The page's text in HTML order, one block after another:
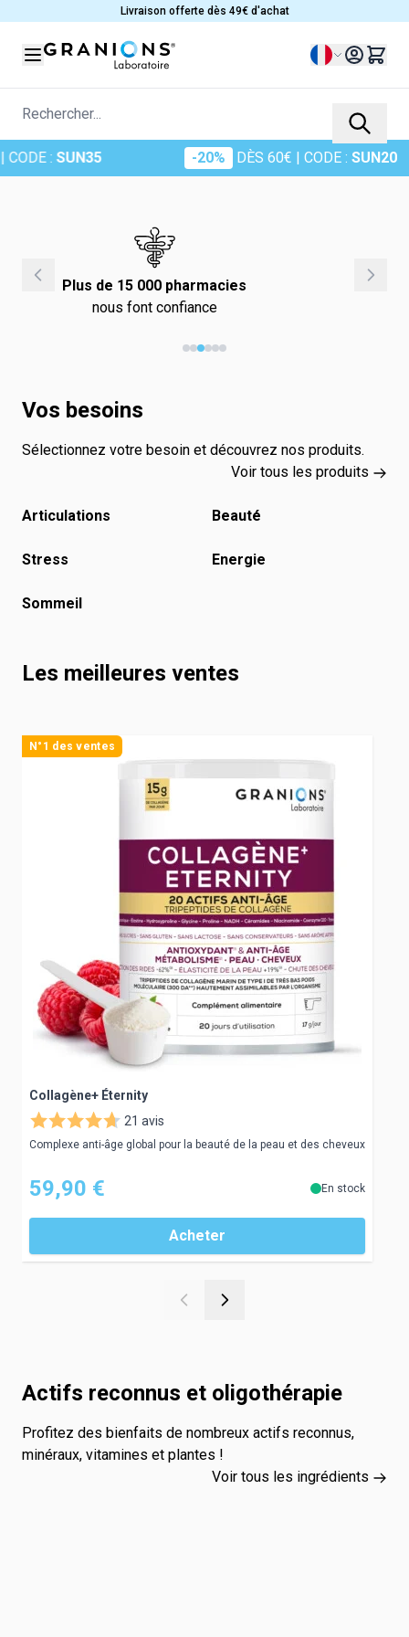
Livraison offerte dès 49€ d'achat
Langue
Rechercher...
:SUN35 DÈS 60€| CODE :SUN20
Plus de 15 000 pharmacies
nous font confiance
Vos besoins
Sélectionnez votre besoin et découvrez nos produits.
Voir tous les produits
Articulations Beauté
Stress Energie
Sommeil
Les meilleures ventes
Navigating through the elements of the carousel is
Press to skip carousel
Press to go to carousel navigation
N°1 des ventes
Collagène+ Éternity
21 avis
Complexe anti-âge global pour la beauté de la peau et des cheveux
59,90 € En stock
Acheter
Actifs reconnus et oligothérapie
Profitez des bienfaits de nombreux actifs reconnus,
minéraux, vitamines et plantes !
Voir tous les ingrédients